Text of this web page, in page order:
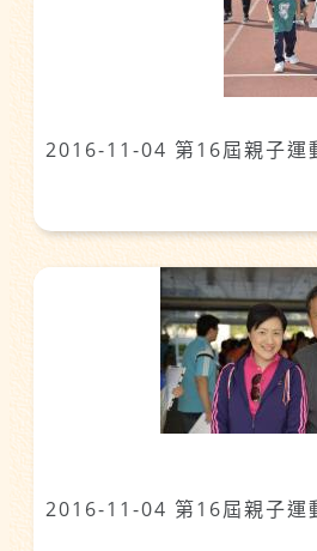
2016-11-04 第16屆親子運
2016-11-04 第16屆親子運